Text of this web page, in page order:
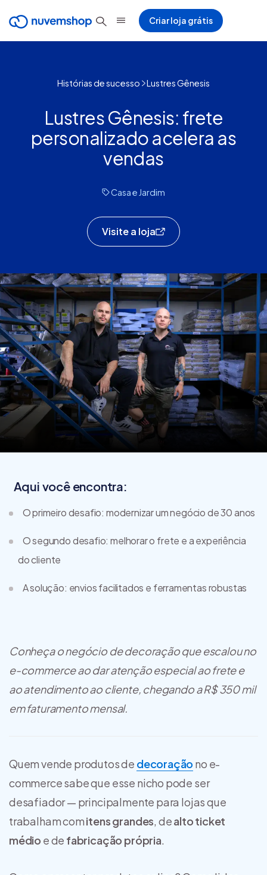
Criar loja grátis
Histórias de sucesso Lustres Gênesis
Lustres Gênesis: frete
personalizado acelera as
vendas
Casa e Jardim
Visite a loja
Aqui você encontra:
O primeiro desafio: modernizar um negócio de 30 anos
O segundo desafio: melhorar o frete e a experiência
do cliente
A solução: envios facilitados e ferramentas robustas
Conheça o negócio de decoração que escalou no
e-commerce ao dar atenção especial ao frete e
ao atendimento ao cliente, chegando a R$ 350 mil
em faturamento mensal.
Quem vende produtos de decoração no e-
commerce sabe que esse nicho pode ser
desafiador — principalmente para lojas que
trabalham comitens grandes, dealto ticket
médio e de fabricação própria.